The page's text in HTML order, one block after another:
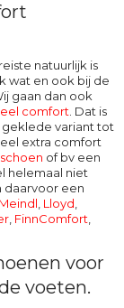
natuurlijk is
wat en ook bij de
gaan dan ook
comfort. Dat is
geklede variant tot
extra comfort
of bv een
helemaal niet
daarvoor een
Meindl, Lloyd,
, FinnComfort,
voor
voeten.